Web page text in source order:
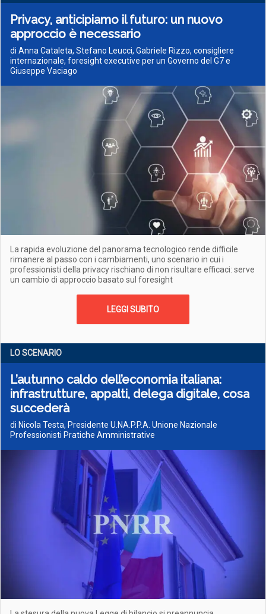
Privacy, anticipiamo il futuro: un nuovo
approccio è necessario
di Anna Cataleta, Stefano Leucci, Gabriele Rizzo, consigliere
internazionale, foresight executive per un Governo del G7 e
Giuseppe Vaciago
La rapida evoluzione del panorama tecnologico rende difficile
rimanere al passo con i cambiamenti, uno scenario in cui i
professionisti della privacy rischiano di non risultare efficaci: serve
un cambio di approccio basato sul foresight
LEGGI SUBITO
LO SCENARIO
L’autunno caldo dell’economia italiana:
infrastrutture, appalti, delega digitale, cosa
succederà
di Nicola Testa, Presidente U.NA.P.P.A. Unione Nazionale
Professionisti Pratiche Amministrative